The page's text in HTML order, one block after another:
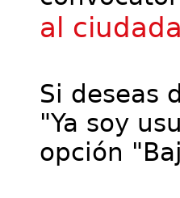
al
Si deseas
"Ya soy
opción